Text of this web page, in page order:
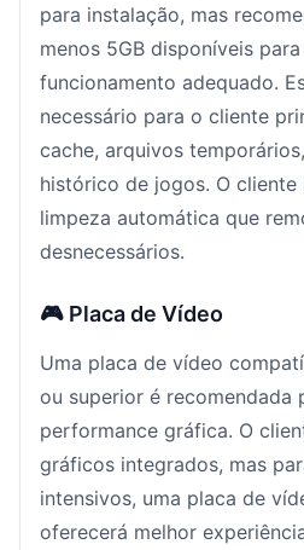
para instalação, mas
menos 5GB disponíveis
funcionamento adequado.
necessário para o cliente
cache, arquivos
histórico de jogos. O cliente
limpeza automática que
desnecessários.
🎮 Placa de Vídeo
Uma placa de vídeo
ou superior é recomendada
performance gráfica. O
gráficos integrados, mas
intensivos, uma placa de
oferecerá melhor